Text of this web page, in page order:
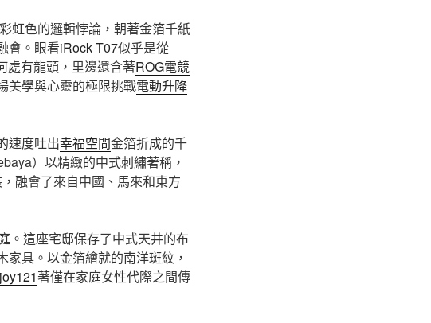
虹色的邏輯悖論，朝著金箔千紙
會。眼看iRock T07似乎是從
處有龍頭，里邊還含著ROG電競
美學與心靈的極限挑戰電動升降
速度吐出幸福空間金箔折成的千
）以精緻的中式刺繡著稱，
融會了來自中國、馬來和東方
。這座宅邸保存了中式天井的布
具。以金箔繪就的南洋斑紋，
著僅在家庭女性代際之間傳